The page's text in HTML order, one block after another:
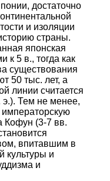
достаточно
и изоляции
страны.
японская
к 5 в., тогда как
существования
50 тыс. лет, а
линии считается
Тем не менее,
императорскую
Кофун (3-7 вв.
впитавшим в
культуры и
и